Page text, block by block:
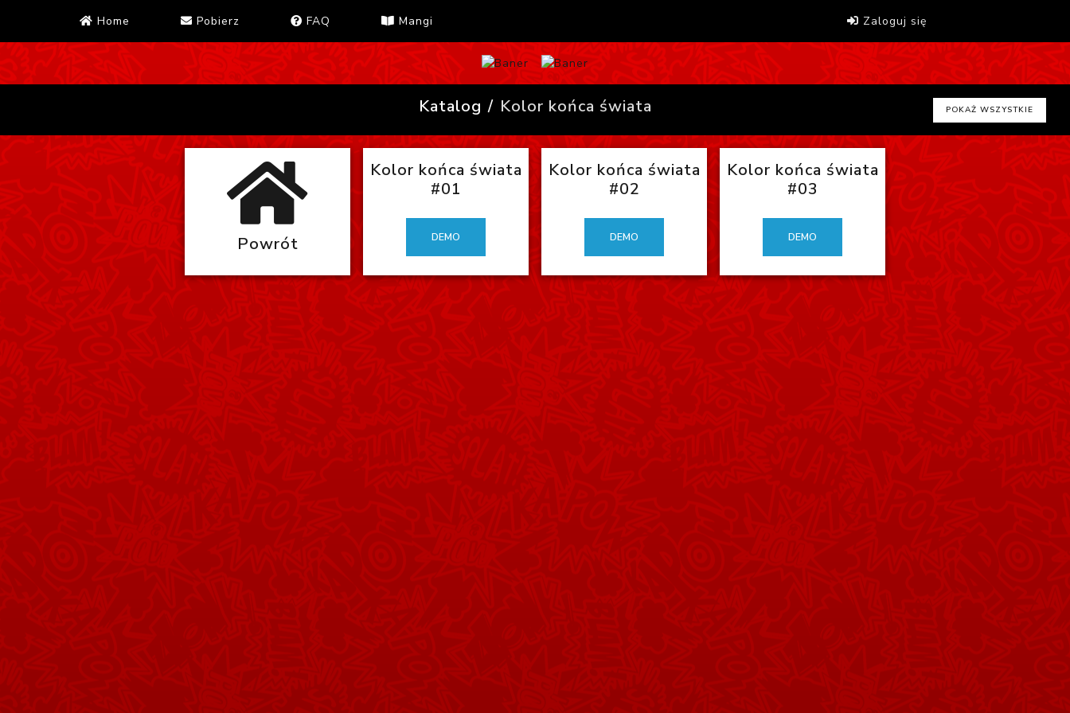
Home Pobierz FAQ Mangi Zaloguj się
Katalog Kolor końca świata POKAŻ WSZYSTKIE
Powrót
Kolor końca świata
#01
DEMO
Kolor końca świata
#02
DEMO
Kolor końca świata
#03
DEMO